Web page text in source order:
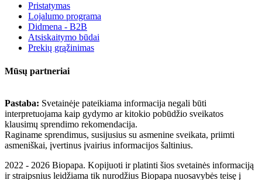
Pristatymas
Lojalumo programa
Didmena - B2B
Atsiskaitymo būdai
Prekių grąžinimas
Mūsų partneriai
Pastaba: Svetainėje pateikiama informacija negali būti
interpretuojama kaip gydymo ar kitokio pobūdžio sveikatos
klausimų sprendimo rekomendacija.
Raginame sprendimus, susijusius su asmenine sveikata, priimti
asmeniškai, įvertinus įvairius informacijos šaltinius.
2022 - 2026 Biopapa. Kopijuoti ir platinti šios svetainės informaciją
ir straipsnius leidžiama tik nurodžius Biopapa nuosavybės teisę į